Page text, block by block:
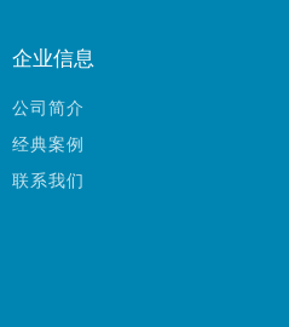
企业信息
公司简介
经典案例
联系我们